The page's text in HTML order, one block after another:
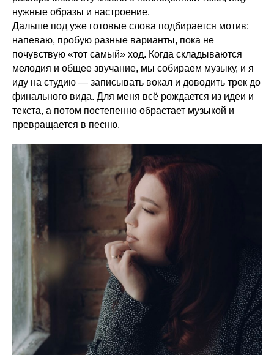
нужные образы и настроение.
Дальше под уже готовые слова подбирается мотив:
напеваю, пробую разные варианты, пока не
почувствую «тот самый» ход. Когда складываются
мелодия и общее звучание, мы собираем музыку, и я
иду на студию — записывать вокал и доводить трек до
финального вида. Для меня всё рождается из идеи и
текста, а потом постепенно обрастает музыкой и
превращается в песню.